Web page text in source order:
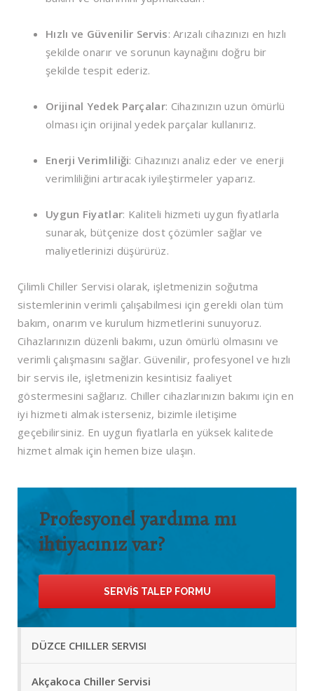
Hızlı ve Güvenilir Servis: Arızalı cihazınızı en hızlı
şekilde onarır ve sorunun kaynağını doğru bir
şekilde tespit ederiz.
Orijinal Yedek Parçalar: Cihazınızın uzun ömürlü
olması için orijinal yedek parçalar kullanırız.
Enerji Verimliliği: Cihazınızı analiz eder ve enerji
verimliliğini artıracak iyileştirmeler yaparız.
Uygun Fiyatlar: Kaliteli hizmeti uygun fiyatlarla
sunarak, bütçenize dost çözümler sağlar ve
maliyetlerinizi düşürürüz.
Çilimli Chiller Servisi olarak, işletmenizin soğutma
sistemlerinin verimli çalışabilmesi için gerekli olan tüm
bakım, onarım ve kurulum hizmetlerini sunuyoruz.
Cihazlarınızın düzenli bakımı, uzun ömürlü olmasını ve
verimli çalışmasını sağlar. Güvenilir, profesyonel ve hızlı
bir servis ile, işletmenizin kesintisiz faaliyet
göstermesini sağlarız. Chiller cihazlarınızın bakımı için en
iyi hizmeti almak isterseniz, bizimle iletişime
geçebilirsiniz. En uygun fiyatlarla en yüksek kalitede
hizmet almak için hemen bize ulaşın.
Profesyonel yardıma mı
ihtiyacınız var?
SERVIS TALEP FORMU
DÜZCE CHILLER SERVISI
Akçakoca Chiller Servisi